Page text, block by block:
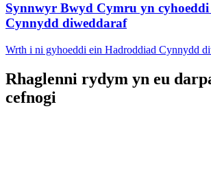
Synnwyr Bwyd Cymru yn
Cynnydd diweddaraf
Wrth i ni gyhoeddi ein Hadroddiad Cynnydd
Rhaglenni rydym yn eu
cefnogi